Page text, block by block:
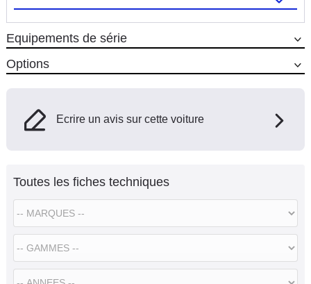
Equipements de série
Options
Ecrire un avis sur cette voiture
Toutes les fiches techniques